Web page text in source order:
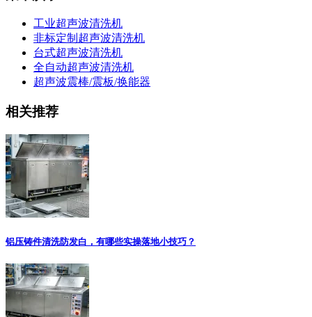
工业超声波清洗机
非标定制超声波清洗机
台式超声波清洗机
全自动超声波清洗机
超声波震棒/震板/换能器
相关推荐
铝压铸件清洗防发白，有哪些实操落地小技巧？